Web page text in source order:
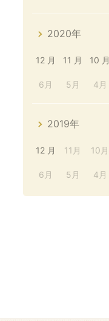
2020年
12 月 11 月 10 月
6月 5月 4月
2019年
12 月 11月 10月
6月 5月 4月